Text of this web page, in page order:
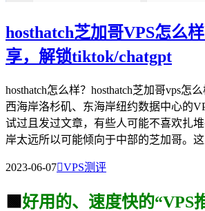
hosthatch芝加哥VPS怎么
享，解锁tiktok/chatgpt
hosthatch怎么样？hosthatch芝加哥vps怎
西海岸洛杉矶、东海岸纽约数据中心的
试过且发过文章，有些人可能不喜欢扎
岸太远所以可能倾向于中部的芝加哥。
2023-06-07VPS测评
🟩 好用的、速度快的“VPS